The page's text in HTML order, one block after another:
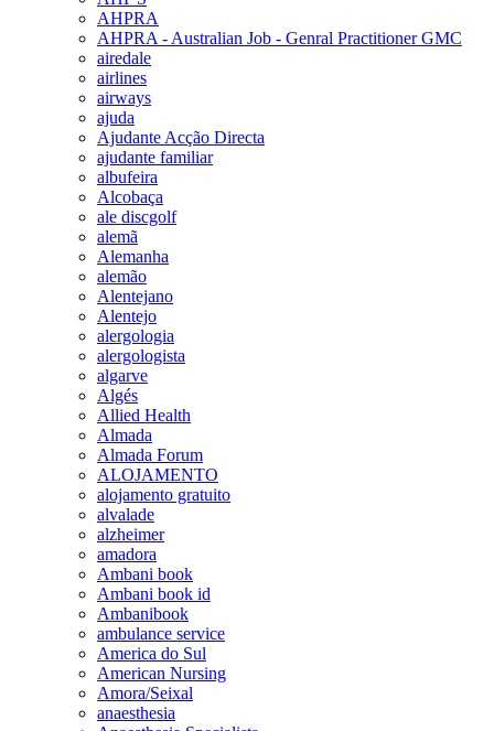
AHPRA
AHPRA - Australian Job - Genral Practitioner GMC
airedale
airlines
airways
ajuda
Ajudante Acção Directa
ajudante familiar
albufeira
Alcobaça
ale discgolf
alemã
Alemanha
alemão
Alentejano
Alentejo
alergologia
alergologista
algarve
Algés
Allied Health
Almada
Almada Forum
ALOJAMENTO
alojamento gratuito
alvalade
alzheimer
amadora
Ambani book
Ambani book id
Ambanibook
ambulance service
America do Sul
American Nursing
Amora/Seixal
anaesthesia